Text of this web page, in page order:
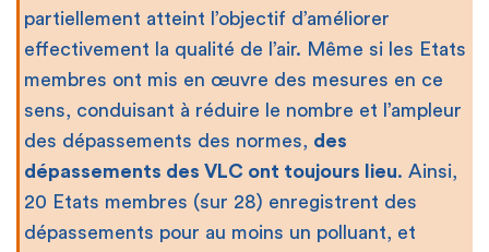
partiellement atteint l’objectif d’améliorer
effectivement la qualité de l’air. Même si les Etats
membres ont mis en œuvre des mesures en ce
sens, conduisant à réduire le nombre et l’ampleur
des dépassements des normes, des
dépassements des VLC ont toujours lieu. Ainsi,
20 Etats membres (sur 28) enregistrent des
dépassements pour au moins un polluant, et